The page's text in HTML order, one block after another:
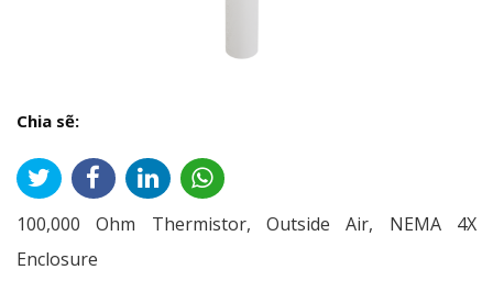
Chia sẽ:
100,000 Ohm Thermistor, Outside Air, NEMA 4X
Enclosure